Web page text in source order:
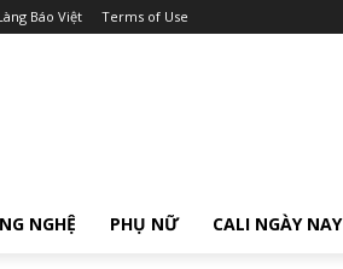
Báo Việt Terms of Use
NGHỆ PHỤ NỮ CALI NGÀY NAY